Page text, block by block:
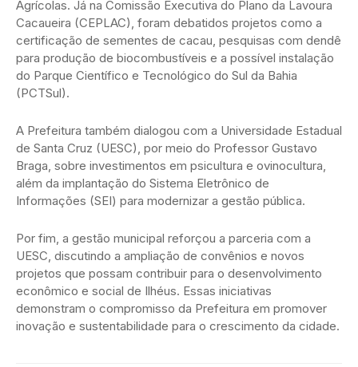
Agrícolas. Já na Comissão Executiva do Plano da Lavoura
Cacaueira (CEPLAC), foram debatidos projetos como a
certificação de sementes de cacau, pesquisas com dendê
para produção de biocombustíveis e a possível instalação
do Parque Científico e Tecnológico do Sul da Bahia
(PCTSul).
A Prefeitura também dialogou com a Universidade Estadual
de Santa Cruz (UESC), por meio do Professor Gustavo
Braga, sobre investimentos em psicultura e ovinocultura,
além da implantação do Sistema Eletrônico de
Informações (SEI) para modernizar a gestão pública.
Por fim, a gestão municipal reforçou a parceria com a
UESC, discutindo a ampliação de convênios e novos
projetos que possam contribuir para o desenvolvimento
econômico e social de Ilhéus. Essas iniciativas
demonstram o compromisso da Prefeitura em promover
inovação e sustentabilidade para o crescimento da cidade.